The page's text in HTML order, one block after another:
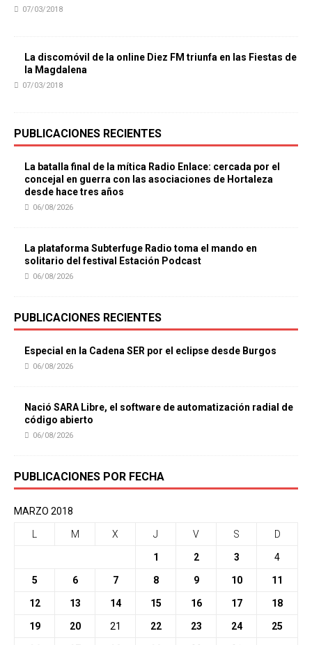
07/03/2018
La discomóvil de la online Diez FM triunfa en las Fiestas de
la Magdalena
07/03/2018
PUBLICACIONES RECIENTES
La batalla final de la mítica Radio Enlace: cercada por el
concejal en guerra con las asociaciones de Hortaleza
desde hace tres años
06/08/2026
La plataforma Subterfuge Radio toma el mando en
solitario del festival Estación Podcast
06/08/2026
PUBLICACIONES RECIENTES
Especial en la Cadena SER por el eclipse desde Burgos
06/08/2026
Nació SARA Libre, el software de automatización radial de
código abierto
06/08/2026
PUBLICACIONES POR FECHA
MARZO 2018
M X J V S D
1 2 3 4
5 6 7 8 9 10 11
12 13 14 15 16 17 18
19 20 21 22 23 24 25